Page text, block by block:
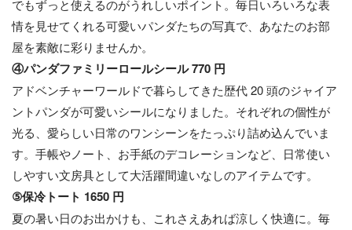
でもずっと使えるのがうれしいポイント。毎日いろいろな表
情を見せてくれる可愛いパンダたちの写真で、あなたのお部
屋を素敵に彩りませんか。
④パンダファミリーロールシール 770 円
アドベンチャーワールドで暮らしてきた歴代 20 頭のジャイア
ントパンダが可愛いシールになりました。それぞれの個性が
光る、愛らしい日常のワンシーンをたっぷり詰め込んでいま
す。手帳やノート、お手紙のデコレーションなど、日常使い
しやすい文房具として大活躍間違いなしのアイテムです。
⑤保冷トート 1650 円
夏の暑い日のお出かけも、これさえあれば涼しく快適に。毎